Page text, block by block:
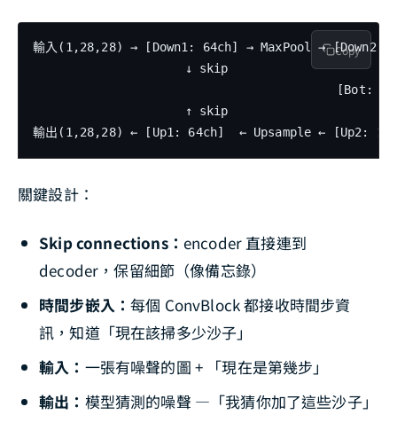
輸入(1,28,28) → [Down1: 64ch] → MaxPool → [Down2:
↓ skip
[Bot:
↑ skip
輸出(1,28,28) ← [Up1: 64ch]  ← Upsample ← [Up2:
Copy
關鍵設計：
Skip connections： encoder 直接連到
decoder，保留細節（像備忘錄）
時間步嵌入：每個 ConvBlock 都接收時間步資
訊，知道「現在該掃多少沙子」
輸入： 一張有噪聲的圖 + 「現在是第幾步」
輸出： 模型猜測的噪聲 —「我猜你加了這些沙子」